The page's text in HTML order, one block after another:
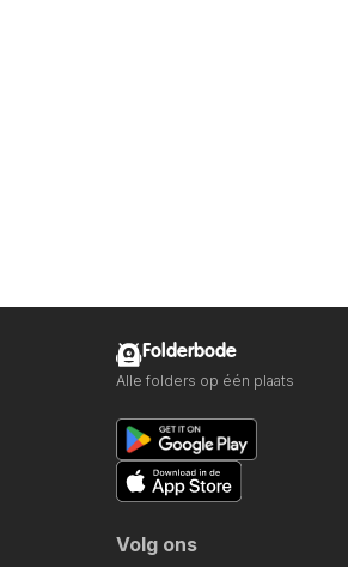
Folderbode
Alle folders op één plaats
Volg ons